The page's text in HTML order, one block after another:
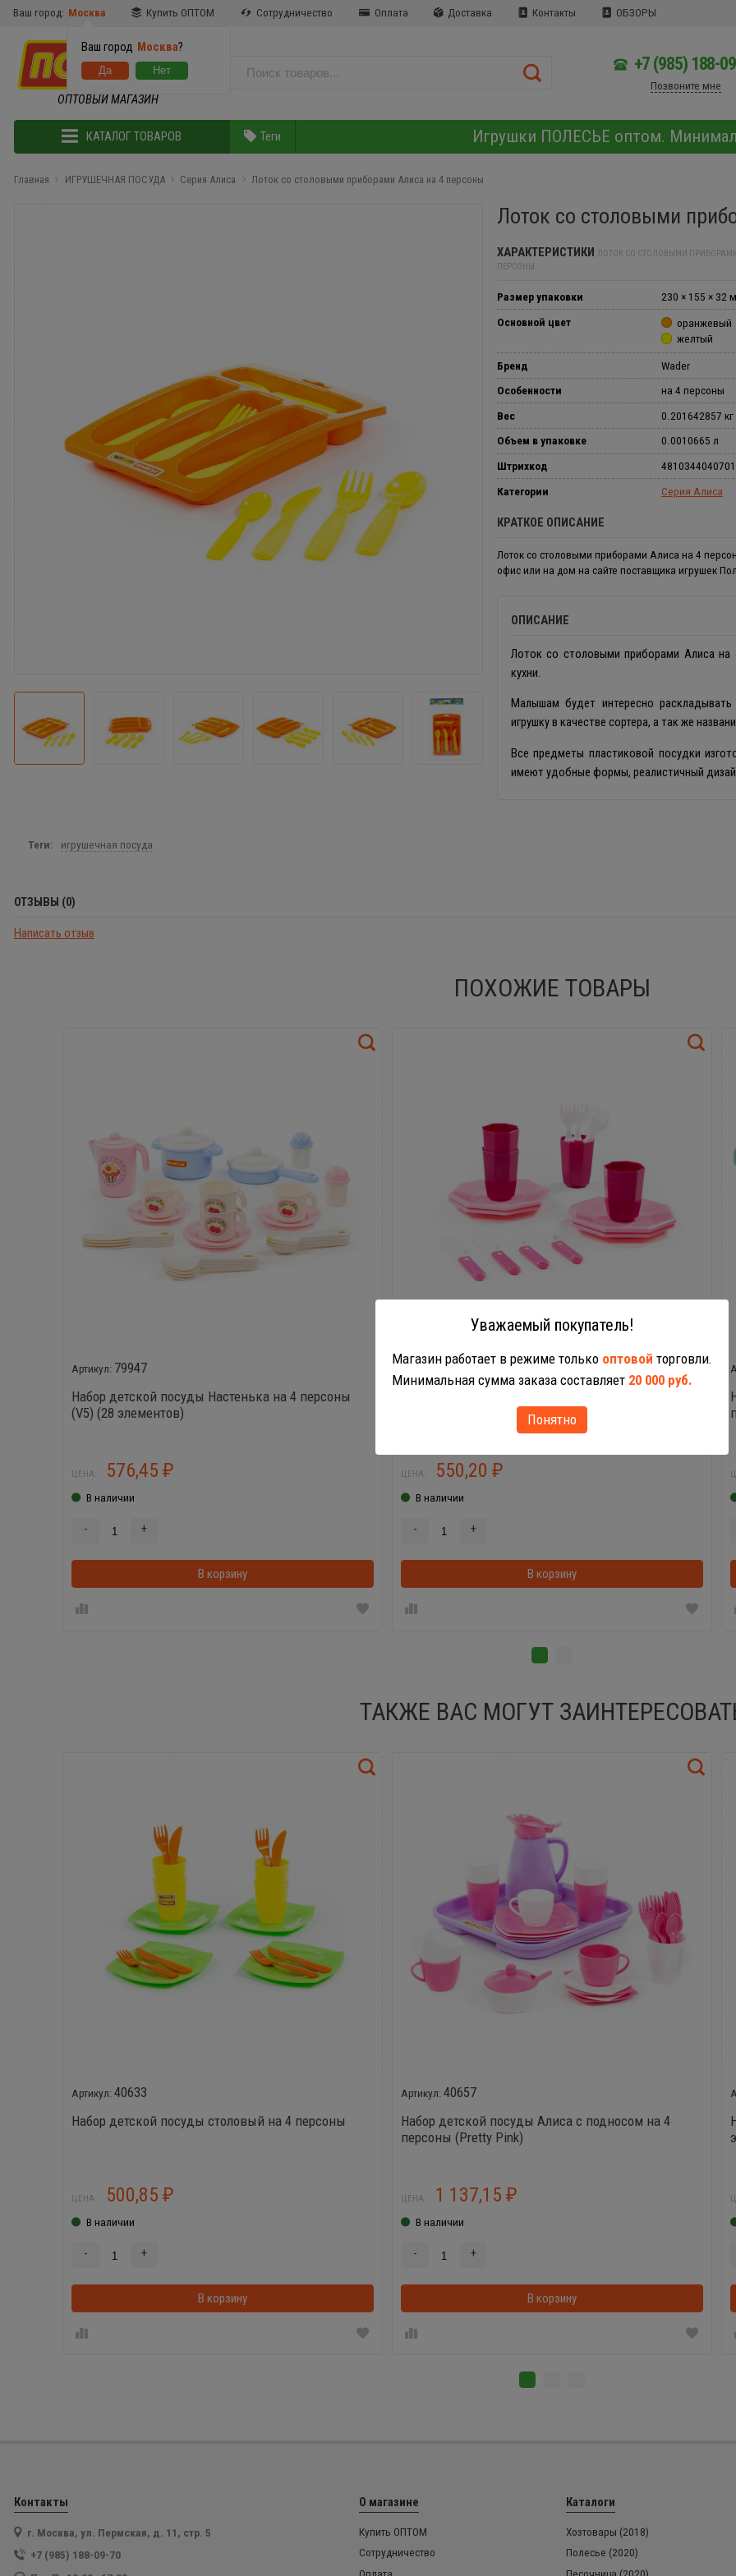
Ваш город: Москва
Ваш город Москва?
Купить ОПТОМ Сотрудничество Оплата Доставка Контакты ОБЗОРЫ
ОПТОВЫЙ МАГАЗИН
+7 (985) 188-
Позвоните мне
КАТАЛОГ ТОВАРОВ Теги Игрушки ПОЛЕСЬЕ оптом.
Главная ИГРУШЕЧНАЯ ПОСУДА Серия Алиса Лоток со столовыми приборами Алиса на 4 персоны
Лоток со столовыми
ХАРАКТЕРИСТИКИ ЛОТОК СО СТОЛОВЫМИ
ПЕРСОНЫ
Размер упаковки
230 × 155 × 32
Основной цвет
оранжевый
желтый
Бренд
Wader
Особенности
на 4 персоны
Вес
0.201642857 кг
Объем в упаковке
0.0010665 л
Штрихкод
4810344040701
Категории
Серия Алиса
КРАТКОЕ ОПИСАНИЕ
Лоток со столовыми приборами Алиса на 4
офис или на дом на сайте поставщика игрушек
ОПИСАНИЕ
Лоток со столовыми приборами Алиса на
кухни.
Малышам будет интересно
игрушку в качестве сортера, а так же
Все предметы пластиковой посудки
имеют удобные формы, реалистичный
Теги: игрушечная посуда
ОТЗЫВЫ (0)
Написать отзыв
ПОХОЖИЕ ТОВАРЫ
79947
Набор детской посуды Настенька на 4 персоны
(V5) (28 элементов)
ЦЕНА: 576,45 ₽
В наличии
- +
В корзину В корзинке
61713
ЦЕНА: 550,20 ₽
В наличии
- +
В корзину
ТАКЖЕ ВАС МОГУТ
40633
Набор детской посуды столовый на 4 персоны
ЦЕНА: 500,85 ₽
В наличии
- +
В корзину В корзинке
40657
Набор детской посуды Алиса с подносом на 4
персоны (Pretty Pink)
ЦЕНА: 1 137,15 ₽
В наличии
- +
В корзину
Контакты
г. Москва, ул. Пермская, д. 11, стр. 5
+7 (985) 188-09-70
О магазине
Купить ОПТОМ
Сотрудничество
Каталоги
Хозтовары (2018)
Полесье (2020)
Уважаемый покупатель!
Магазин работает в режиме только оптовой торговли.
Минимальная сумма заказа составляет 20 000 руб.
Понятно